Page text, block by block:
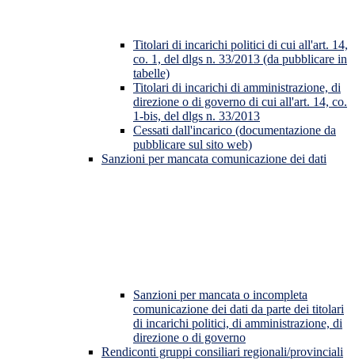
Titolari di incarichi politici di cui all'art. 14,
co. 1, del dlgs n. 33/2013 (da pubblicare in
tabelle)
Titolari di incarichi di amministrazione, di
direzione o di governo di cui all'art. 14, co.
1-bis, del dlgs n. 33/2013
Cessati dall'incarico (documentazione da
pubblicare sul sito web)
Sanzioni per mancata comunicazione dei dati
Sanzioni per mancata o incompleta
comunicazione dei dati da parte dei titolari
di incarichi politici, di amministrazione, di
direzione o di governo
Rendiconti gruppi consiliari regionali/provinciali